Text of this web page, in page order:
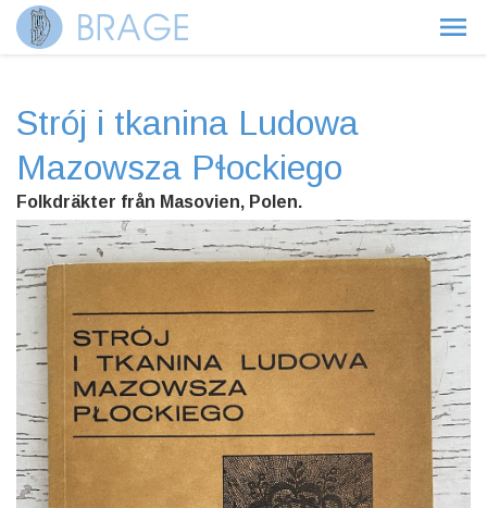
Strój i tkanina Ludowa
Mazowsza Pɬockiego
Folkdräkter från Masovien, Polen.